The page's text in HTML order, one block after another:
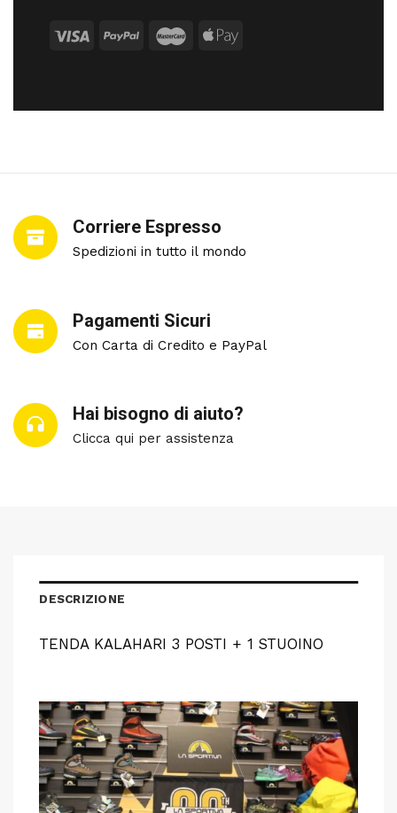
Corriere Espresso
Spedizioni in tutto il mondo
Pagamenti Sicuri
Con Carta di Credito e PayPal
Hai bisogno di aiuto?
Clicca qui per assistenza
DESCRIZIONE
TENDA KALAHARI 3 POSTI + 1 STUOINO